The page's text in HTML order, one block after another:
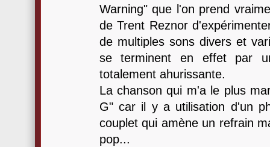
Warning" que l'on prend
de Trent Reznor
de multiples sons divers et
se terminent en effet par
totalement ahurissante.
La chanson qui m'a le plus
G" car il y a utilisation d'un
couplet qui amène un refrain
pop...